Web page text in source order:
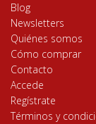
Blog
Newsletters
Quiénes somos
Cómo comprar
Contacto
Accede
Regístrate
Términos y